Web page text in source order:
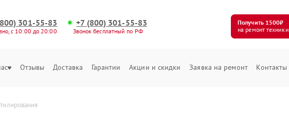
301-55-83
с 10:00 до 20:00
+7 (800) 301-55-83
Звонок бесплатный по РФ
Получить 1500₽
на ремонт техники
Отзывы Доставка Гарантии Акции и скидки Заявка на ремонт Контакты